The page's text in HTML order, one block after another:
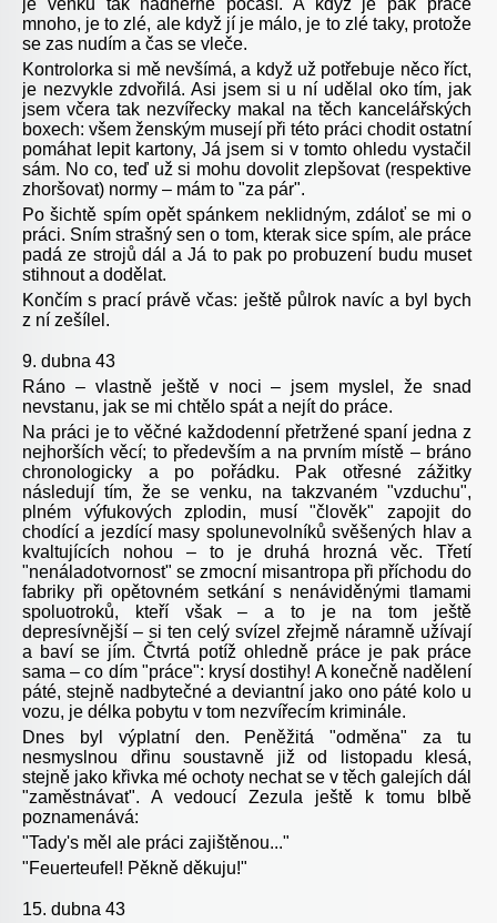
mnoho, je to zlé, ale když jí je málo, je to zlé taky, protože
se zas nudím a čas se vleče.
Kontrolorka si mě nevšímá, a když už potřebuje něco říct,
je nezvykle zdvořilá. Asi jsem si u ní udělal oko tím, jak
jsem včera tak nezvířecky makal na těch kancelářských
boxech: všem ženským musejí při této práci chodit ostatní
pomáhat lepit kartony, Já jsem si v tomto ohledu vystačil
sám. No co, teď už si mohu dovolit zlepšovat (respektive
zhoršovat) normy – mám to "za pár".
Po šichtě spím opět spánkem neklidným, zdáloť se mi o
práci. Sním strašný sen o tom, kterak sice spím, ale práce
padá ze strojů dál a Já to pak po probuzení budu muset
stihnout a dodělat.
Končím s prací právě včas: ještě půlrok navíc a byl bych
z ní zešílel.
9. dubna 43
Ráno – vlastně ještě v noci – jsem myslel, že snad
nevstanu, jak se mi chtělo spát a nejít do práce.
Na práci je to věčné každodenní přetržené spaní jedna z
nejhorších věcí; to především a na prvním místě – bráno
chronologicky a po pořádku. Pak otřesné zážitky
následují tím, že se venku, na takzvaném "vzduchu",
plném výfukových zplodin, musí "člověk" zapojit do
chodící a jezdící masy spolunevolníků svěšených hlav a
kvaltujících nohou – to je druhá hrozná věc. Třetí
"nenáladotvornost" se zmocní misantropa při příchodu do
fabriky při opětovném setkání s nenáviděnými tlamami
spoluotroků, kteří však – a to je na tom ještě
depresívnější – si ten celý svízel zřejmě náramně užívají
a baví se jím. Čtvrtá potíž ohledně práce je pak práce
sama – co dím "práce": krysí dostihy! A konečně nadělení
páté, stejně nadbytečné a deviantní jako ono páté kolo u
vozu, je délka pobytu v tom nezvířecím kriminále.
Dnes byl výplatní den. Peněžitá "odměna" za tu
nesmyslnou dřinu soustavně již od listopadu klesá,
stejně jako křivka mé ochoty nechat se v těch galejích dál
"zaměstnávat". A vedoucí Zezula ještě k tomu blbě
poznamenává:
"Tady's měl ale práci zajištěnou..."
"Feuerteufel! Pěkně děkuju!"
15. dubna 43